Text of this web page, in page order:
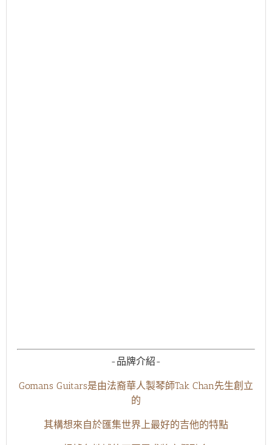
-品牌介紹-
Gomans Guitars是由法裔華人製琴師Tak Chan先生創立
的
其構想來自於匯集世界上最好的吉他的特點